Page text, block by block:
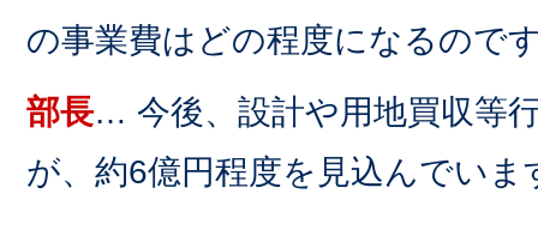
の事業費はどの程度になるので
部長… 今後、設計や用地買収等
が、約6億円程度を見込んでいま